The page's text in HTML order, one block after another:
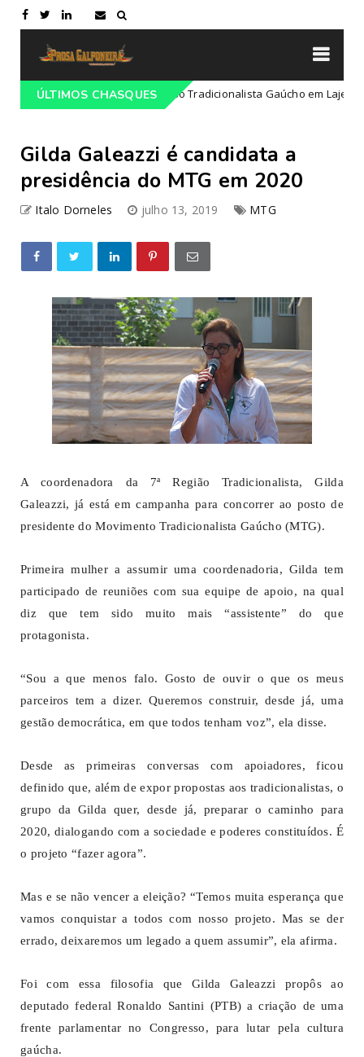
ÚLTIMOS CHASQUES
do 68º Congresso Tradicionalista Gaúcho em Lajeado-RS
Gilda Galeazzi é candidata a
presidência do MTG em 2020
Italo Dorneles julho 13, 2019 MTG
A coordenadora da 7ª Região Tradicionalista, Gilda
Galeazzi, já está em campanha para concorrer ao posto de
presidente do Movimento Tradicionalista Gaúcho (MTG).
Primeira mulher a assumir uma coordenadoria, Gilda tem
participado de reuniões com sua equipe de apoio, na qual
diz que tem sido muito mais “assistente” do que
protagonista.
“Sou a que menos falo. Gosto de ouvir o que os meus
parceiros tem a dizer. Queremos construir, desde já, uma
gestão democrática, em que todos tenham voz”, ela disse.
Desde as primeiras conversas com apoiadores, ficou
definido que, além de expor propostas aos tradicionalistas, o
grupo da Gilda quer, desde já, preparar o caminho para
2020, dialogando com a sociedade e poderes constituídos. É
o projeto “fazer agora”.
Mas e se não vencer a eleição? “Temos muita esperança que
vamos conquistar a todos com nosso projeto. Mas se der
errado, deixaremos um legado a quem assumir”, ela afirma.
Foi com essa filosofia que Gilda Galeazzi propôs ao
deputado federal Ronaldo Santini (PTB) a criação de uma
frente parlamentar no Congresso, para lutar pela cultura
gaúcha.